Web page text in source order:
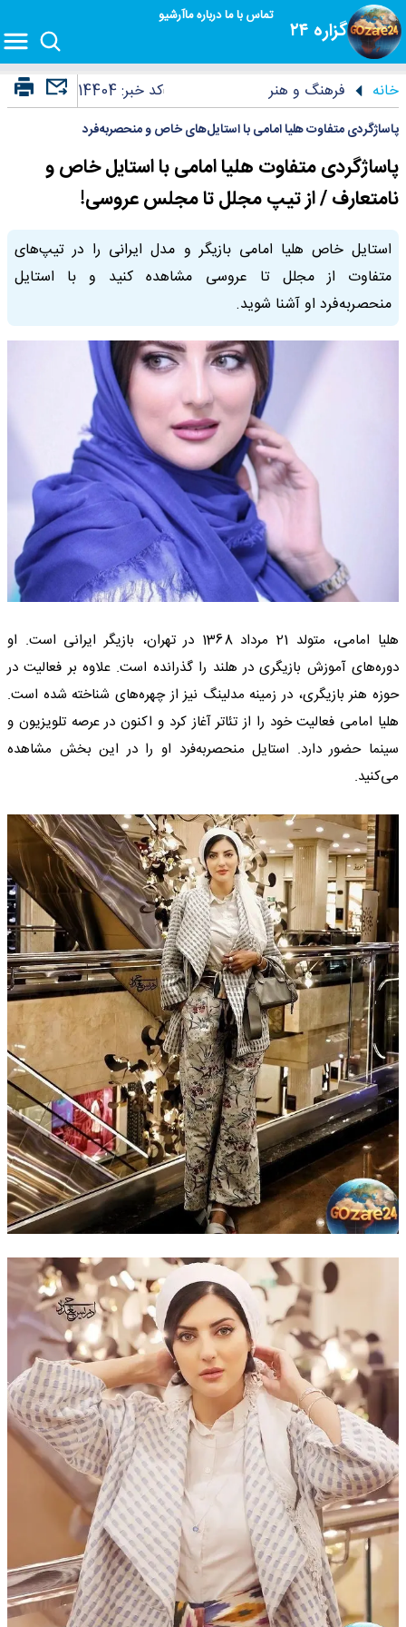
گزاره ۲۴
تماس با مادرباره ماآرشیو
خانه فرهنگ و هنر کد خبر:14404
پاساژگردی متفاوت هلیا امامی با استایل‌های خاص و منحصربه‌فرد
پاساژگردی متفاوت هلیا امامی با استایل خاص و
نامتعارف / از تیپ مجلل تا مجلس عروسی!
استایل خاص هلیا امامی بازیگر و مدل ایرانی را در تیپ‌های
متفاوت از مجلل تا عروسی مشاهده کنید و با استایل
منحصربه‌فرد او آشنا شوید.
هلیا امامی، متولد 21 مرداد 1368 در تهران، بازیگر ایرانی است. او
دوره‌های آموزش بازیگری در هلند را گذرانده است. علاوه بر فعالیت در
حوزه هنر بازیگری، در زمینه مدلینگ نیز از چهره‌های شناخته شده است.
هلیا امامی فعالیت خود را از تئاتر آغاز کرد و اکنون در عرصه تلویزیون و
سینما حضور دارد. استایل منحصر‌به‌فرد او را در این بخش مشاهده
می‌کنید.